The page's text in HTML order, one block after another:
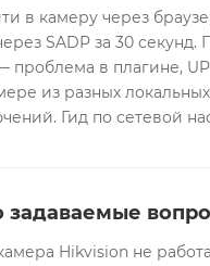
в камеру через
SADP за 30
проблема в плагине,
из разных
Гид по сетевой
задаваемые
Hikvision не